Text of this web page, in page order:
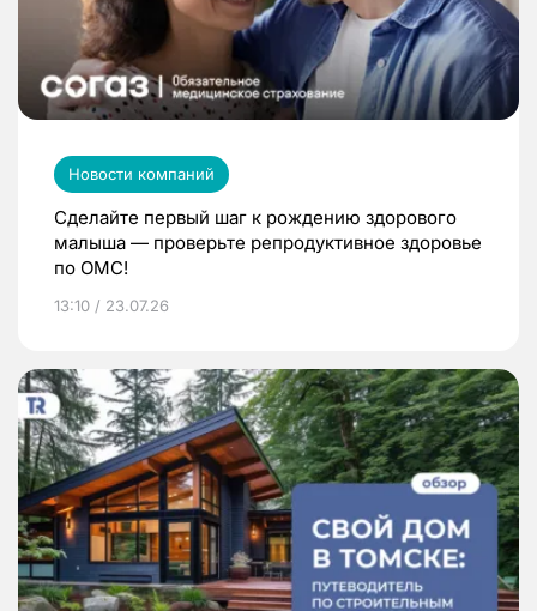
Новости компаний
Сделайте первый шаг к рождению здорового
малыша — проверьте репродуктивное здоровье
по ОМС!
13:10 / 23.07.26